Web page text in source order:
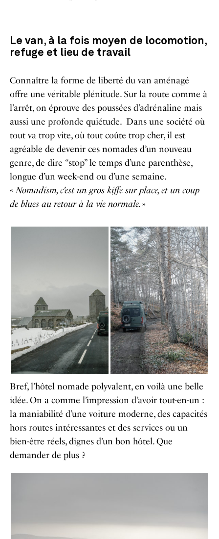
Le van, à la fois moyen de locomotion,
refuge et lieu de travail
Connaître la forme de liberté du van aménagé
offre une véritable plénitude. Sur la route comme à
l’arrêt, on éprouve des poussées d’adrénaline mais
aussi une profonde quiétude. Dans une société où
tout va trop vite, où tout coûte trop cher, il est
agréable de devenir ces nomades d’un nouveau
genre, de dire “stop” le temps d’une parenthèse,
longue d’un week-end ou d’une semaine.
«Nomadism, c’est un gros kiffe sur place, et un coup
de blues au retour à la vie normale.»
Bref, l’hôtel nomade polyvalent, en voilà une belle
idée. On a comme l’impression d’avoir tout-en-un :
la maniabilité d’une voiture moderne, des capacités
hors routes intéressantes et des services ou un
bien-être réels, dignes d’un bon hôtel. Que
demander de plus ?